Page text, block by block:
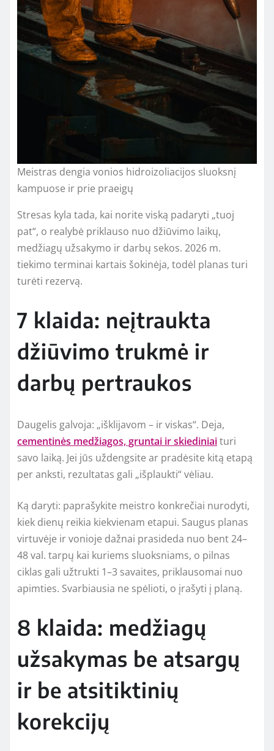
Meistras dengia vonios hidroizoliacijos sluoksnį
kampuose ir prie praeigų
Stresas kyla tada, kai norite viską padaryti „tuoj
pat“, o realybė priklauso nuo džiūvimo laikų,
medžiagų užsakymo ir darbų sekos. 2026 m.
tiekimo terminai kartais šokinėja, todėl planas turi
turėti rezervą.
7 klaida: neįtraukta
džiūvimo trukmė ir
darbų pertraukos
Daugelis galvoja: „išklijavom – ir viskas“. Deja,
cementinės medžiagos, gruntai ir skiediniaituri
savo laiką. Jei jūs uždengsite ar pradėsite kitą etapą
per anksti, rezultatas gali „išplaukti“ vėliau.
Ką daryti: paprašykite meistro konkrečiai nurodyti,
kiek dienų reikia kiekvienam etapui. Saugus planas
virtuvėje ir vonioje dažnai prasideda nuo bent 24–
48 val. tarpų kai kuriems sluoksniams, o pilnas
ciklas gali užtrukti 1–3 savaites, priklausomai nuo
apimties. Svarbiausia ne spėlioti, o įrašyti į planą.
8 klaida: medžiagų
užsakymas be atsargų
ir be atsitiktinių
korekcijų